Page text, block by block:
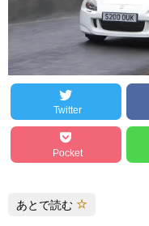
Twitter
Pocket
あとで読む